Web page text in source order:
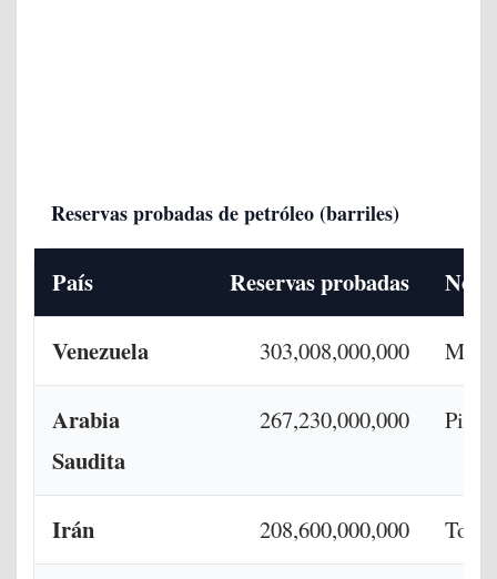
Reservas probadas de petróleo (barriles)
País Reservas probadas Nota
Venezuela 303,008,000,000
Arabia
Saudita
267,230,000,000 Pilar
Irán 208,600,000,000 Top